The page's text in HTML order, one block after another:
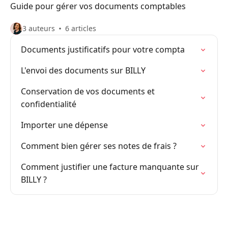
Guide pour gérer vos documents comptables
3 auteurs 6 articles
Documents justificatifs pour votre compta
L'envoi des documents sur BILLY
Conservation de vos documents et
confidentialité
Importer une dépense
Comment bien gérer ses notes de frais ?
Comment justifier une facture manquante sur
BILLY ?